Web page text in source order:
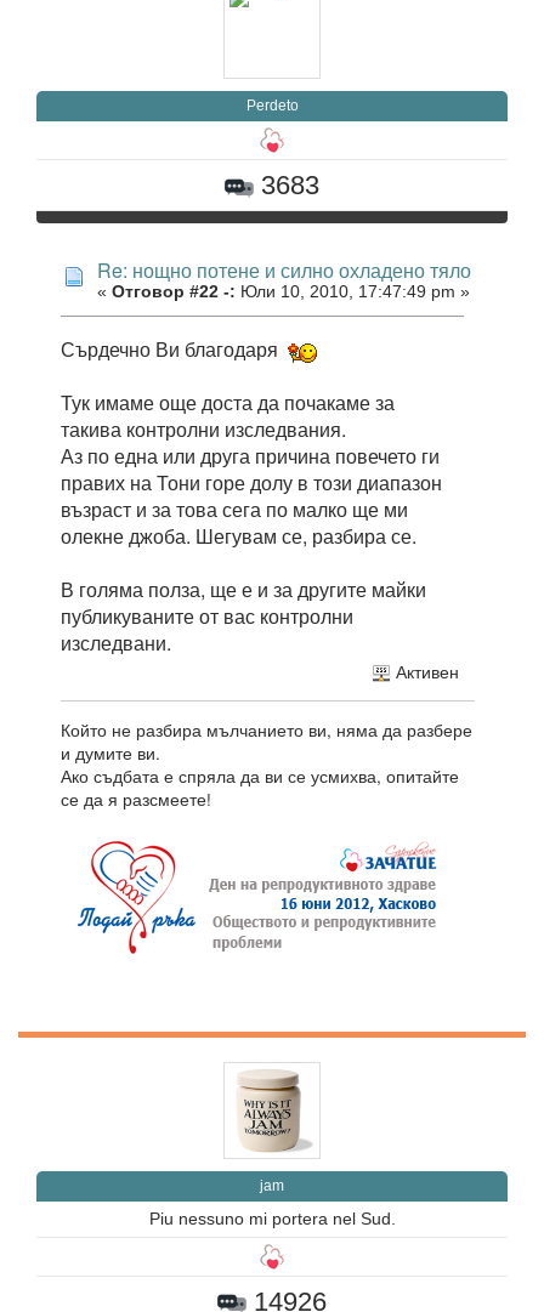
Perdeto
3683
Re: нощно потене и силно охладено тяло
« Отговор #22 -: Юли 10, 2010, 17:47:49 pm »
Сърдечно Ви благодаря
Тук имаме още доста да почакаме за
такива контролни изследвания.
Аз по една или друга причина повечето ги
правих на Тони горе долу в този диапазон
възраст и за това сега по малко ще ми
олекне джоба. Шегувам се, разбира се.
В голяма полза, ще е и за другите майки
публикуваните от вас контролни
изследвани.
Активен
Който не разбира мълчанието ви, няма да разбере
и думите ви.
Ако съдбата е спряла да ви се усмихва, опитайте
се да я разсмеете!
jam
Piu nessuno mi portera nel Sud.
14926